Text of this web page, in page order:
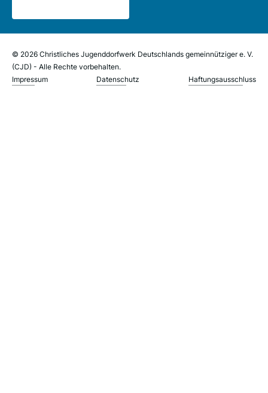
© 2026 Christliches Jugenddorfwerk Deutschlands gemeinnütziger e. V.
(CJD) - Alle Rechte vorbehalten.
Impressum
Datenschutz Haftungsausschluss